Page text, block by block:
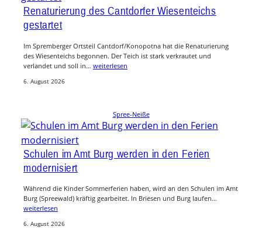
Renaturierung des Cantdorfer Wiesenteichs
gestartet
Im Spremberger Ortsteil Cantdorf/Konopotna hat die Renaturierung
des Wiesenteichs begonnen. Der Teich ist stark verkrautet und
verlandet und soll in… weiterlesen
6. August 2026
Spree-Neiße
Schulen im Amt Burg werden in den Ferien
modernisiert
Während die Kinder Sommerferien haben, wird an den Schulen im Amt
Burg (Spreewald) kräftig gearbeitet. In Briesen und Burg laufen…
weiterlesen
6. August 2026